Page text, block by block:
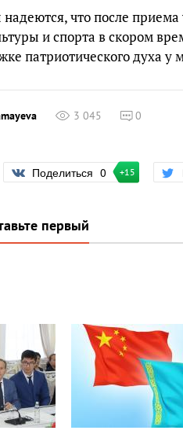
что после
и спорта в скором
патриотического духа у
3 045 0
Поделиться 0 +15
первый